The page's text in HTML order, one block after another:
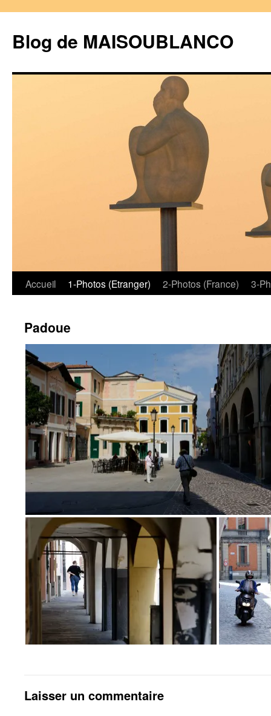
Blog de MAISOUBLANCO
Aller
contenu
Accueil 1-Photos (Etranger) 2-Photos (France) 3-
Padoue
Laisser un commentaire